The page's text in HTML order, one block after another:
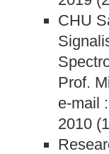
CHU
Prof.
e-mail
2010